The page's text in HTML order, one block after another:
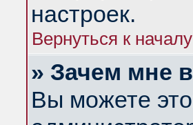
настроек.
Вернуться к началу
» Зачем мне
Вы можете